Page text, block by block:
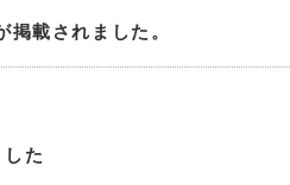
載されました。
た